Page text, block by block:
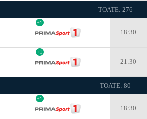
TOATE: 276
+1
18:30
+1
21:30
TOATE: 80
+1
18:30